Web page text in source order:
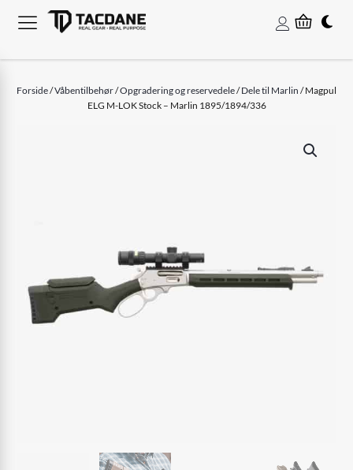
Forside/Våbentilbehør/Opgradering og reservedele/Dele til Marlin / Magpul
ELG M-LOK Stock – Marlin 1895/1894/336